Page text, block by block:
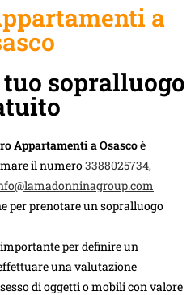
a
sopralluogo
Appartamenti a Osascoè
il numero3388025734,
per prenotare un sopralluogo
per definire un
una valutazione
di oggetti o mobili con valore